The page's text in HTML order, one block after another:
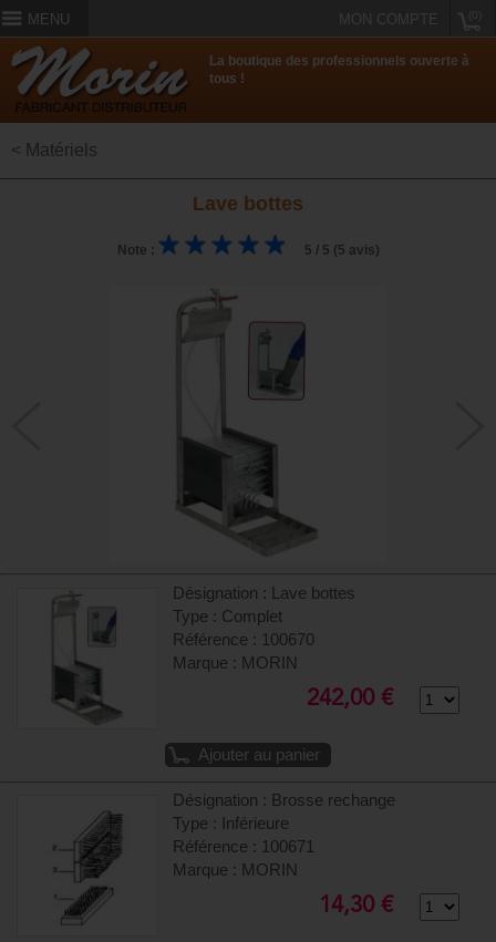
MENU MON COMPTE
La boutique des professionnels ouverte à
tous !
< Matériels
Lave bottes
Note : 5 / 5 (5 avis)
Désignation : Lave bottes
Type : Complet
Référence : 100670
Marque : MORIN
242,00 €
Ajouter au panier
Désignation : Brosse rechange
Type : Inférieure
Référence : 100671
Marque : MORIN
14,30 €